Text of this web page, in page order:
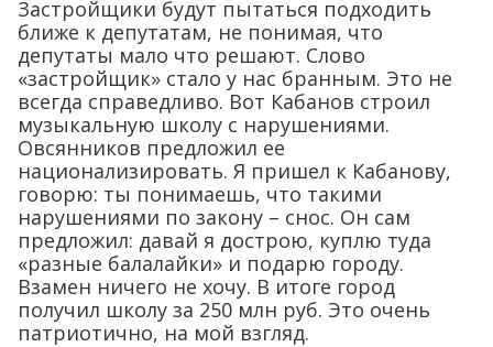
Застройщики будут пытаться подходить
ближе к депутатам, не понимая, что
депутаты мало что решают. Слово
«застройщик» стало у нас бранным. Это не
всегда справедливо. Вот Кабанов строил
музыкальную школу с нарушениями.
Овсянников предложил ее
национализировать. Я пришел к Кабанову,
говорю: ты понимаешь, что такими
нарушениями по закону – снос. Он сам
предложил: давай я дострою, куплю туда
«разные балалайки» и подарю городу.
Взамен ничего не хочу. В итоге город
получил школу за 250 млн руб. Это очень
патриотично, на мой взгляд.